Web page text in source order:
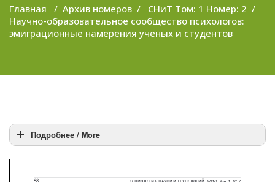
Главная / Архив номеров / СНиТ Том: 1 Номер: 2 /
Научно-образовательное сообщество психологов:
эмиграционные намерения ученых и студентов
Подробнее / More